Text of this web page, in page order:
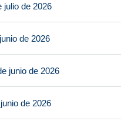
julio de 2026
de 2026
junio de 2026
de 2026